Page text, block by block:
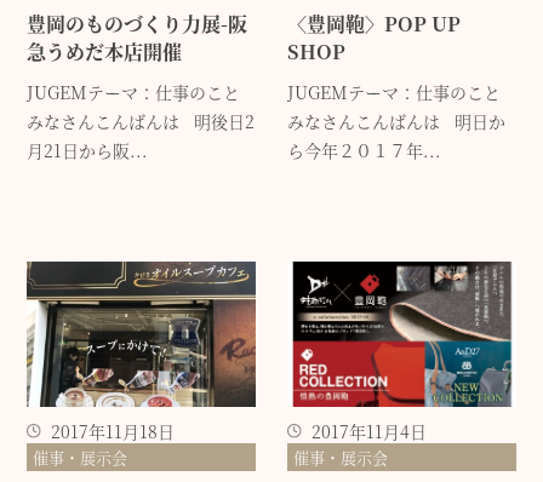
豊岡のものづくり力展-阪
急うめだ本店開催
JUGEMテーマ：仕事のこと
みなさんこんばんは 明後日2
月21日から阪...
〈豊岡鞄〉POP UP
SHOP
JUGEMテーマ：仕事のこと
みなさんこんばんは 明日か
ら今年２０１７年...
2017年11月18日
催事・展示会
2017年11月4日
催事・展示会